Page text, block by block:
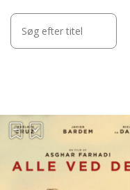
Om
Scope